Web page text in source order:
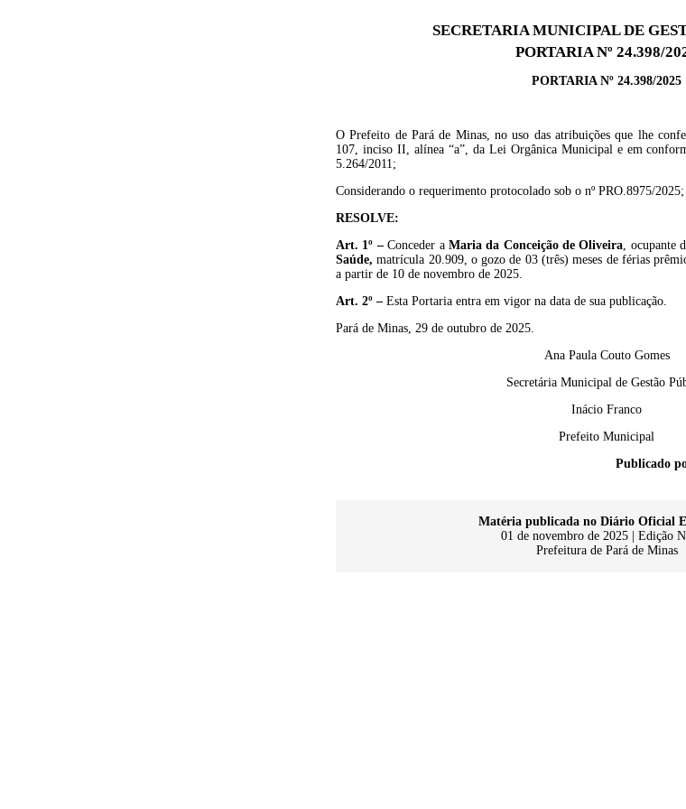
SECRETARIA MUNICIPAL DE
PORTARIA Nº 24.398/
PORTARIA Nº 24.398/2025
O Prefeito de Pará de Minas, no uso das atribuições que lhe
107, inciso II, alínea “a”, da Lei Orgânica Municipal e em
5.264/2011;
Considerando o requerimento protocolado sob o nº PRO.8975/2025;
RESOLVE:
Art. 1º –Conceder a Maria da Conceição de Oliveira, ocupante
Saúde, matrícula 20.909, o gozo de 03 (três) meses de férias
a partir de 10 de novembro de 2025.
Art. 2º – Esta Portaria entra em vigor na data de sua publicação.
Pará de Minas, 29 de outubro de 2025.
Ana Paula Couto Gomes
Secretária Municipal de Gestão
Inácio Franco
Prefeito Municipal
Publicado
Matéria publicada no Diário Oficial
01 de novembro de 2025 | Edição
Prefeitura de Pará de Minas